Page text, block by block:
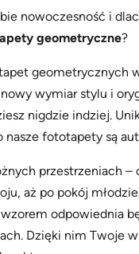
1
,
.
0
0
z
e
e
n
:
d
7
0
.
0
nowoczesność i
geometryczne?
geometrycznych
wymiar stylu i
nigdzie indziej.
nasze fototapety są
przestrzeniach –
aż po pokój
odpowiednia
Dzięki nim Twoje